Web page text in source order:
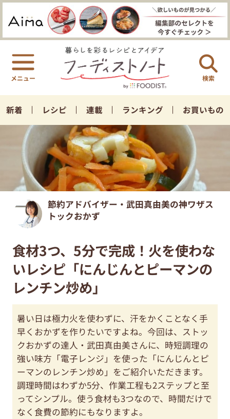
検索
新着 レシピ 連載 ランキング お買いもの
節約アドバイザー・武田真由美の神ワザス
トックおかず
食材3つ、5分で完成！火を使わな
いレシピ「にんじんとピーマンの
レンチン炒め」
暑い日は極力火を使わずに、汗をかくことなく手
早くおかずを作りたいですよね。今回は、ストッ
クおかずの達人・武田真由美さんに、時短調理の
強い味方「電子レンジ」を使った「にんじんとピ
ーマンのレンチン炒め」をご紹介いただきます。
調理時間はわずか5分、作業工程も2ステップと至
ってシンプル。使う食材も3つなので、時間だけで
なく食費の節約にもなりますよ。